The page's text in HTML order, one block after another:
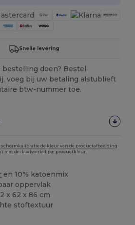
Snelle levering
doen? Bestel
voeg bij uw betaling alstublieft
btw-nummer toe.
schermkalibratie de kleur van de productafbeelding
met de daadwerkelijke productkleur.
en 10% katoenmix
oppervlak
x 62 x 86 cm
stoftextuur